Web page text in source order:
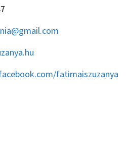
fatimaiszuzanya